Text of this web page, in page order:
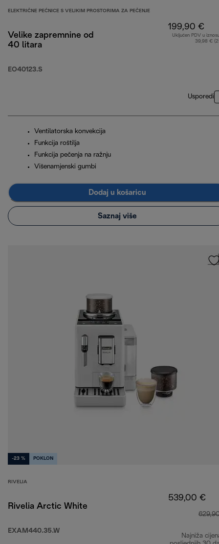
ELEKTRIČNE PEĆNICE S VELIKIM PROSTORIMA ZA PEČENJE
Velike zapremnine od
40 litara
EO40123.S
199,90 €
Uključen PDV u
39,98 €
Usporedi
Ventilatorska konvekcija
Funkcija roštilja
Funkcija pečenja na ražnju
Višenamjenski gumbi
Dodaj u košaricu
Saznaj više
-23 % POKLON
RIVELIA
Rivelia Arctic White
EXAM440.35.W
539,00 €
Najniža